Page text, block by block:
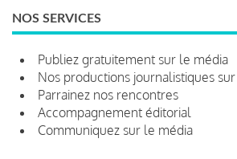
NOS SERVICES
Publiez gratuitement sur le média
Nos productions journalistiques
Parrainez nos rencontres
Accompagnement éditorial
Communiquez sur le média